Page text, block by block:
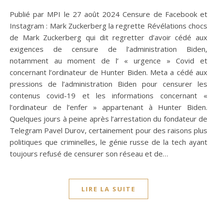
Publié par MPI le 27 août 2024 Censure de Facebook et
Instagram : Mark Zuckerberg la regrette Révélations chocs
de Mark Zuckerberg qui dit regretter d’avoir cédé aux
exigences de censure de l’administration Biden,
notamment au moment de l’ « urgence » Covid et
concernant l’ordinateur de Hunter Biden. Meta a cédé aux
pressions de l’administration Biden pour censurer les
contenus covid-19 et les informations concernant «
l’ordinateur de l’enfer » appartenant à Hunter Biden.
Quelques jours à peine après l’arrestation du fondateur de
Telegram Pavel Durov, certainement pour des raisons plus
politiques que criminelles, le génie russe de la tech ayant
toujours refusé de censurer son réseau et de…
LIRE LA SUITE